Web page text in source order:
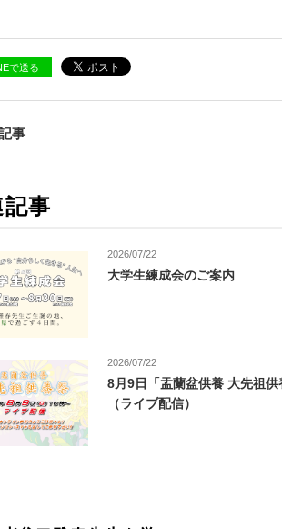
で送る
事
記事
2026/07/22
大学生練成会のご案内
2026/07/22
8月9日「盂蘭盆供養 大先祖供
（ライブ配信）